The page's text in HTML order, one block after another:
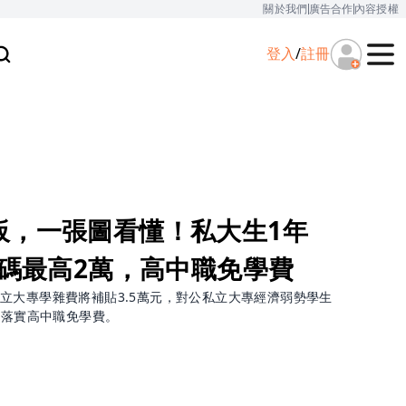
關於我們廣告合作內容授權
登入/註冊
一張圖看懂！私大生1年
最高2萬，高中職免學費
大專學雜費將補貼3.5萬元，對公私立大專經濟弱勢學生
實高中職免學費。